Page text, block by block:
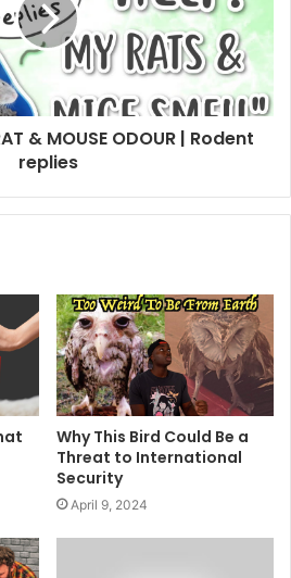
& MOUSE ODOUR | Rodent
replies
Why This Bird Could Be a
Threat to International
Security
April 9, 2024